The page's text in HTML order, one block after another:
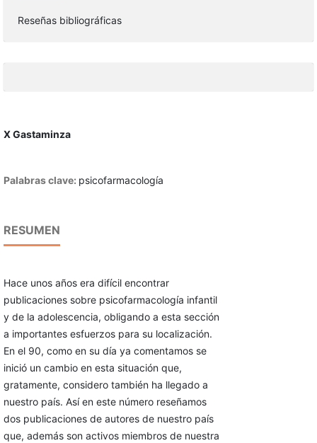
Reseñas bibliográficas
X Gastaminza
Palabras clave: psicofarmacología
RESUMEN
Hace unos años era difícil encontrar
publicaciones sobre psicofarmacología infantil
y de la adolescencia, obligando a esta sección
a importantes esfuerzos para su localización.
En el 90, como en su día ya comentamos se
inició un cambio en esta situación que,
gratamente, considero también ha llegado a
nuestro país. Así en este número reseñamos
dos publicaciones de autores de nuestro país
que, además son activos miembros de nuestra